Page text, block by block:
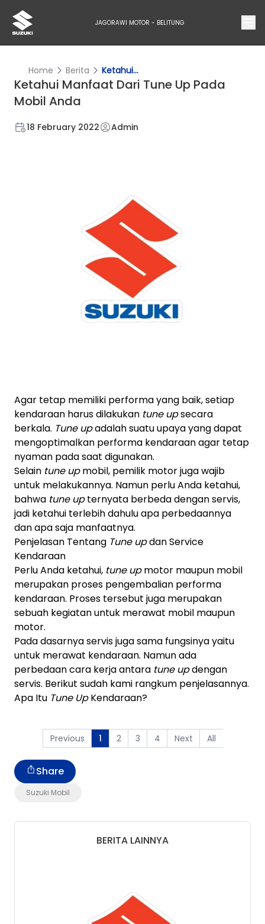
JAGORAWI MOTOR - BELITUNG
Home Berita Ketahui...
Ketahui Manfaat Dari Tune Up Pada
Mobil Anda
18 February 2022 Admin
Agar tetap memiliki performa yang baik, setiap
kendaraan harus dilakukan tune upsecara
berkala. Tune upadalah suatu upaya yang dapat
mengoptimalkan performa kendaraan agar tetap
nyaman pada saat digunakan.
Selain tune upmobil, pemilik motor juga wajib
untuk melakukannya. Namun perlu Anda ketahui,
bahwa tune upternyata berbeda dengan servis,
jadi ketahui terlebih dahulu apa perbedaannya
dan apa saja manfaatnya.
Penjelasan Tentang Tune updan Service
Kendaraan
Perlu Anda ketahui, tune upmotor maupun mobil
merupakan proses pengembalian performa
kendaraan. Proses tersebut juga merupakan
sebuah kegiatan untuk merawat mobil maupun
motor.
Pada dasarnya servis juga sama fungsinya yaitu
untuk merawat kendaraan. Namun ada
perbedaan cara kerja antara tune updengan
servis. Berikut sudah kami rangkum penjelasannya.
Apa Itu Tune UpKendaraan?
Previous 1 2 3 4 Next All
Suzuki Mobil
Share
BERITA LAINNYA